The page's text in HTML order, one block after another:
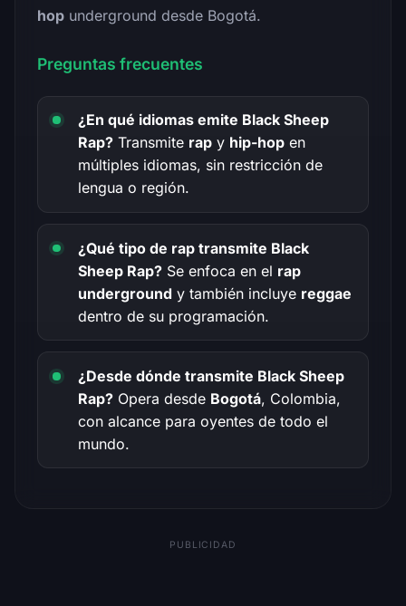
hop underground desde Bogotá.
Preguntas frecuentes
¿En qué idiomas emite Black Sheep
Rap? Transmite rap y hip-hop en
múltiples idiomas, sin restricción de
lengua o región.
¿Qué tipo de rap transmite Black
Sheep Rap? Se enfoca en el rap
underground y también incluye reggae
dentro de su programación.
¿Desde dónde transmite Black Sheep
Rap? Opera desde Bogotá, Colombia,
con alcance para oyentes de todo el
mundo.
PUBLICIDAD